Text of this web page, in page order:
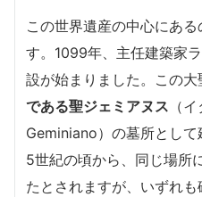
この世界遺産の中心にあ
す。1099年、主任建築家
設が始まりました。この大
である聖ジェミアヌス （
Geminiano）の墓所として
5世紀の頃から、同じ場所
たとされますが、いずれ